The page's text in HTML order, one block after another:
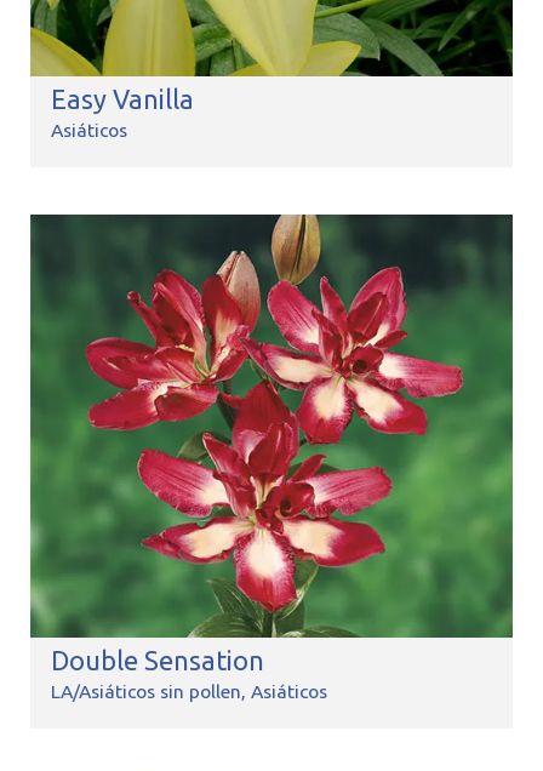
Easy Vanilla
Asiáticos
Double Sensation
LA/Asiáticos sin pollen Asiáticos